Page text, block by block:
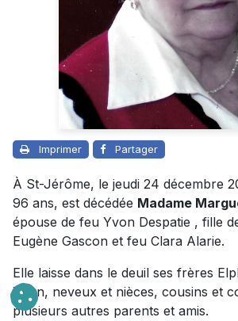
Imprimer Partager
À St-Jérôme, le jeudi 24 décembre
96 ans, est décédée Madame
épouse de feu Yvon Despatie , fille
Eugène Gascon et feu Clara Alarie.
Elle laisse dans le deuil ses frères
Yvon, neveux et nièces, cousins et
plusieurs autres parents et amis.